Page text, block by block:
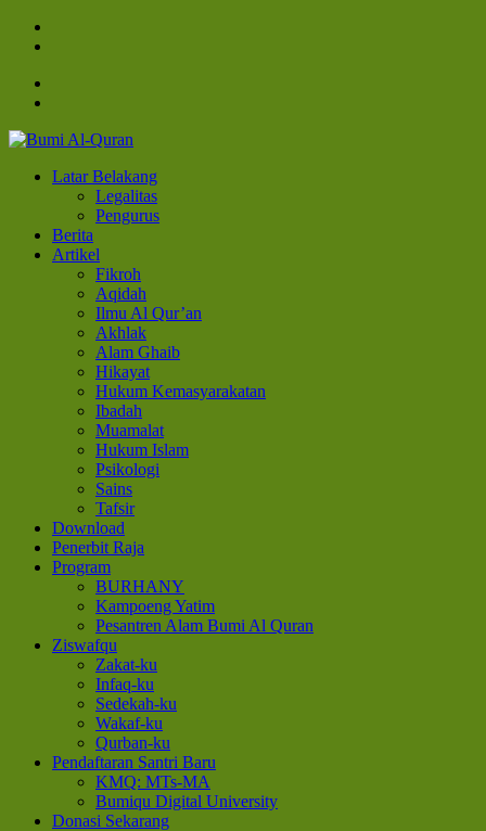
Bumi Al-Quran
Sinergi Untuk Kebahagiaan Dunia-Akhirat
Latar Belakang
Legalitas
Pengurus
Berita
Artikel
Fikroh
Aqidah
Ilmu Al Qur’an
Akhlak
Alam Ghaib
Hikayat
Hukum Kemasyarakatan
Ibadah
Muamalat
Hukum Islam
Psikologi
Sains
Tafsir
Download
Penerbit Raja
Program
BURHANY
Kampoeng Yatim
Pesantren Alam Bumi Al Quran
Ziswafqu
Zakat-ku
Infaq-ku
Sedekah-ku
Wakaf-ku
Qurban-ku
Pendaftaran Santri Baru
KMQ: MTs-MA
Bumiqu Digital University
Donasi Sekarang